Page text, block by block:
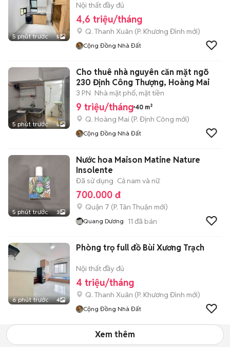
5 phút trước 5
Nội thất đầy đủ
4,6 triệu/tháng
Q. Thanh Xuân (P. Khương Đình mới)
Cộng Đồng Nhà Đất
5 phút trước 5
Cho thuê nhà nguyên căn mặt ngõ
230 Định Công Thượng, Hoàng Mai
3 PN Nhà mặt phố, mặt tiền
9 triệu/tháng 40 m²
Q. Hoàng Mai (P. Định Công mới)
Cộng Đồng Nhà Đất
5 phút trước 3
Nước hoa Maison Matine Nature
Insolente
Đã sử dụng Cả nam và nữ
700.000 đ
Quận 7 (P. Tân Thuận mới)
Quang Dương 11 đã bán
6 phút trước 4
Phòng trọ full đồ Bùi Xương Trạch
Nội thất đầy đủ
4 triệu/tháng
Q. Thanh Xuân (P. Khương Đình mới)
Cộng Đồng Nhà Đất
Xem thêm